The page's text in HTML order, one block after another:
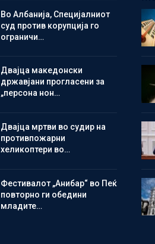
Во Албанија, Специјалниот
суд против корупција го
ограничи…
Двајца македонски
државјани прогласени за
„персона нон…
Двајца мртви во судир на
противпожарни
хеликоптери во…
Фестивалот „Анибар“ во Пеќ
повторно ги обедини
младите…